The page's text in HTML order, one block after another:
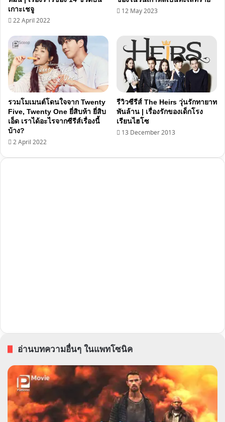
เกาะเชจู
22 April 2022
12 May 2023
รวมโมเมนต์โดนใจจาก Twenty
Five, Twenty One ยี่สิบห้า ยี่สิบ
เอ็ด เราได้อะไรจากซีรีส์เรื่องนี้
บ้าง?
2 April 2022
รีวิวซีรีส์ The Heirs วุ่นรักทายาท
พันล้าน | เรื่องรักของเด็กโรง
เรียนไฮโซ
13 December 2013
อ่านบทความอื่นๆ ในแพทโซนิค